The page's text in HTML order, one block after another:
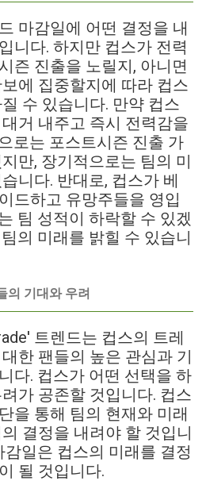
마감일에 어떤 결정을 내
니다. 하지만 컵스가 전력
즌 진출을 노릴지, 아니면
에 집중할지에 따라 컵스
수 있습니다. 만약 컵스
거 내주고 즉시 전력감을
로는 포스트시즌 진출 가
만, 장기적으로는 팀의 미
니다. 반대로, 컵스가 베
드하고 유망주들을 영입
팀 성적이 하락할 수 있겠
의 미래를 밝힐 수 있습니
의 기대와 우려
트렌드는 컵스의 트레
한 팬들의 높은 관심과 기
다. 컵스가 어떤 선택을 하
가 공존할 것입니다. 컵스
을 통해 팀의 현재와 미래
결정을 내려야 할 것입니
일은 컵스의 미래를 결정
될 것입니다.